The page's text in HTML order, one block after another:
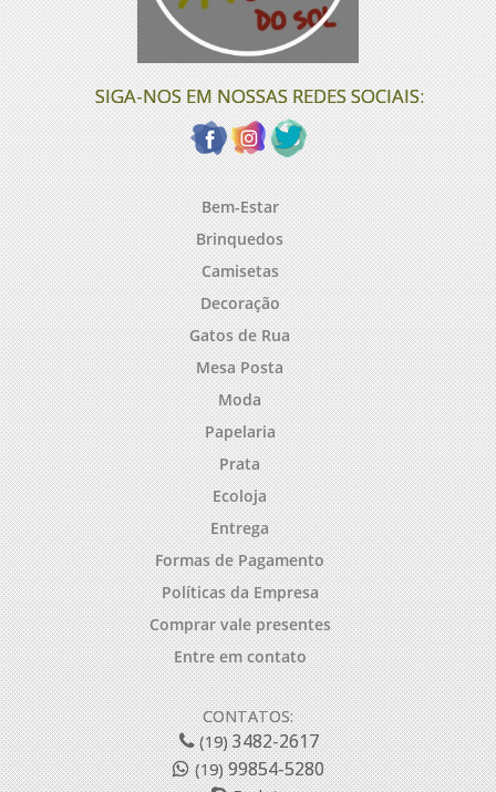
SIGA-NOS EM NOSSAS REDES SOCIAIS:
Bem-Estar
Brinquedos
Camisetas
Decoração
Gatos de Rua
Mesa Posta
Moda
Papelaria
Prata
Ecoloja
Entrega
Formas de Pagamento
Políticas da Empresa
Comprar vale presentes
Entre em contato
CONTATOS:
(19)3482-2617
(19)99854-5280